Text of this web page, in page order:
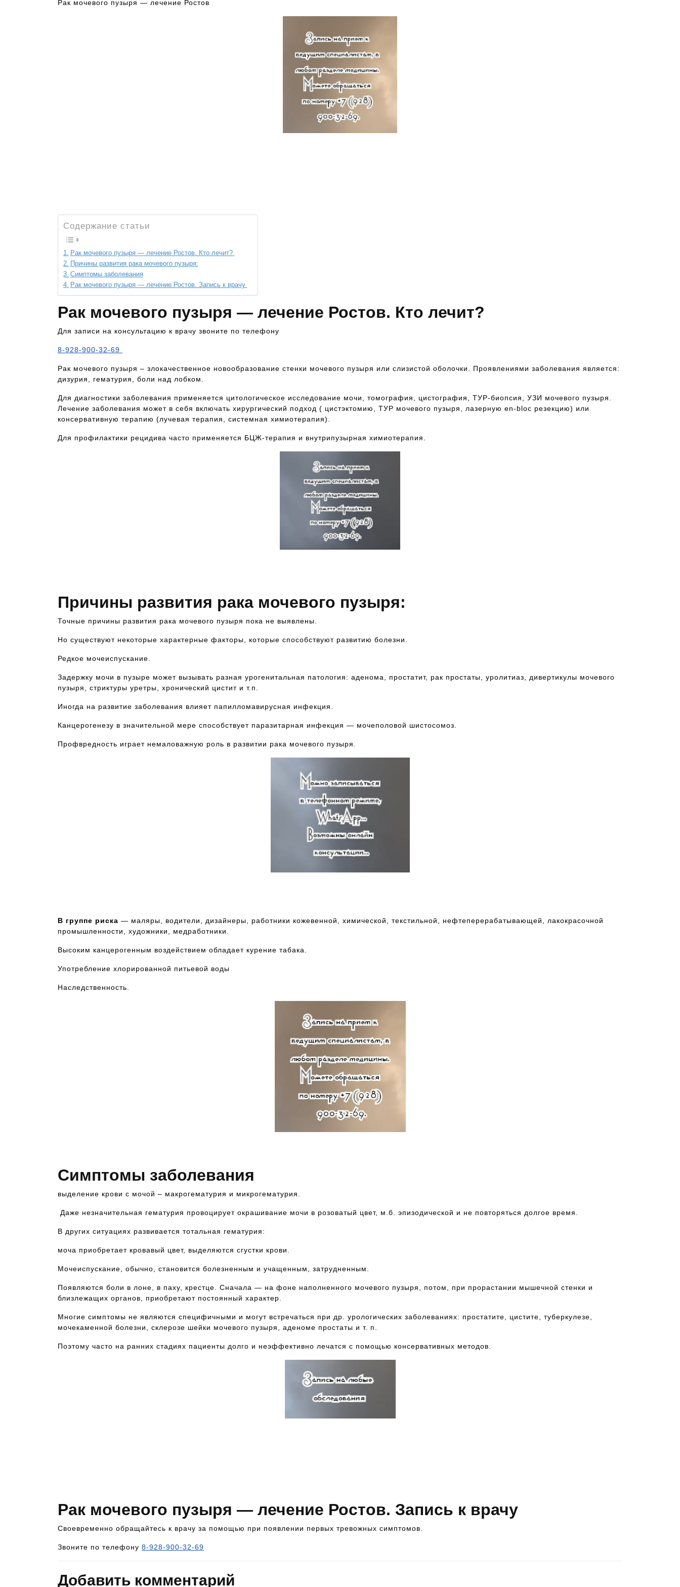
Рак мочевого пузыря — лечение Ростов
Содержание статьи
Рак мочевого пузыря — лечение Ростов. Кто лечит?
Причины развития рака мочевого пузыря:
Симптомы заболевания
Рак мочевого пузыря — лечение Ростов. Запись к врачу
Рак мочевого пузыря — лечение Ростов. Кто лечит?
Для записи на консультацию к врачу звоните по телефону
8-928-900-32-69
Рак мочевого пузыря – злокачественное новообразование стенки мочевого пузыря или слизистой оболочки. Проявлениями заболевания является:
дизурия, гематурия, боли над лобком.
Для диагностики заболевания применяется цитологическое исследование мочи, томография, цистография, ТУР-биопсия, УЗИ мочевого пузыря.
Лечение заболевания может в себя включать хирургический подход ( цистэктомию, ТУР мочевого пузыря, лазерную en-bloc резекцию) или
консервативную терапию (лучевая терапия, системная химиотерапия).
Для профилактики рецидива часто применяется БЦЖ-терапия и внутрипузырная химиотерапия.
Причины развития рака мочевого пузыря:
Точные причины развития рака мочевого пузыря пока не выявлены.
Но существуют некоторые характерные факторы, которые способствуют развитию болезни.
Редкое мочеиспускание.
Задержку мочи в пузыре может вызывать разная урогенитальная патология: аденома, простатит, рак простаты, уролитиаз, дивертикулы мочевого
пузыря, стриктуры уретры, хронический цистит и т.п.
Иногда на развитие заболевания влияет папилломавирусная инфекция.
Канцерогенезу в значительной мере способствует паразитарная инфекция — мочеполовой шистосомоз.
Профвредность играет немаловажную роль в развитии рака мочевого пузыря.
В группе риска — маляры, водители, дизайнеры, работники кожевенной, химической, текстильной, нефтеперерабатывающей, лакокрасочной
промышленности, художники, медработники.
Высоким канцерогенным воздействием обладает курение табака.
Употребление хлорированной питьевой воды
Наследственность.
Симптомы заболевания
выделение крови с мочой – макрогематурия и микрогематурия.
Даже незначительная гематурия провоцирует окрашивание мочи в розоватый цвет, м.б. эпизодической и не повторяться долгое время.
В других ситуациях развивается тотальная гематурия:
моча приобретает кровавый цвет, выделяются сгустки крови.
Мочеиспускание, обычно, становится болезненным и учащенным, затрудненным.
Появляются боли в лоне, в паху, крестце. Сначала — на фоне наполненного мочевого пузыря, потом, при прорастании мышечной стенки и
близлежащих органов, приобретают постоянный характер.
Многие симптомы не являются специфичными и могут встречаться при др. урологических заболеваниях: простатите, цистите, туберкулезе,
мочекаменной болезни, склерозе шейки мочевого пузыря, аденоме простаты и т. п.
Поэтому часто на ранних стадиях пациенты долго и неэффективно лечатся с помощью консервативных методов.
Рак мочевого пузыря — лечение Ростов. Запись к врачу
Своевременно обращайтесь к врачу за помощью при появлении первых тревожных симптомов.
Звоните по телефону 8-928-900-32-69
Добавить комментарий